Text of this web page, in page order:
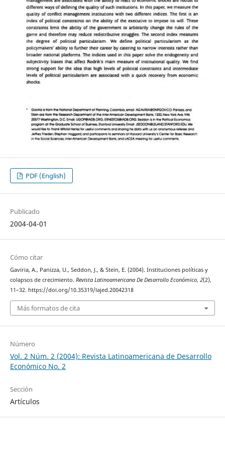
PDF (English)
Publicado
2004-04-01
Cómo citar
Gaviria, A., Panizza, U., Seddon, J., & Stein, E. (2004). Instituciones políticas y
colapsos de crecimiento. Revista Latinoamericana De Desarrollo Económico, 2(2),
11–32. https://doi.org/10.35319/lajed.20042318
Más formatos de cita
Número
Vol. 2 Núm. 2 (2004): Revista Latinoamericana de Desarrollo
Económico No. 2
Sección
Artículos